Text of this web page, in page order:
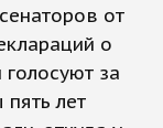
от
о
за
пять лет